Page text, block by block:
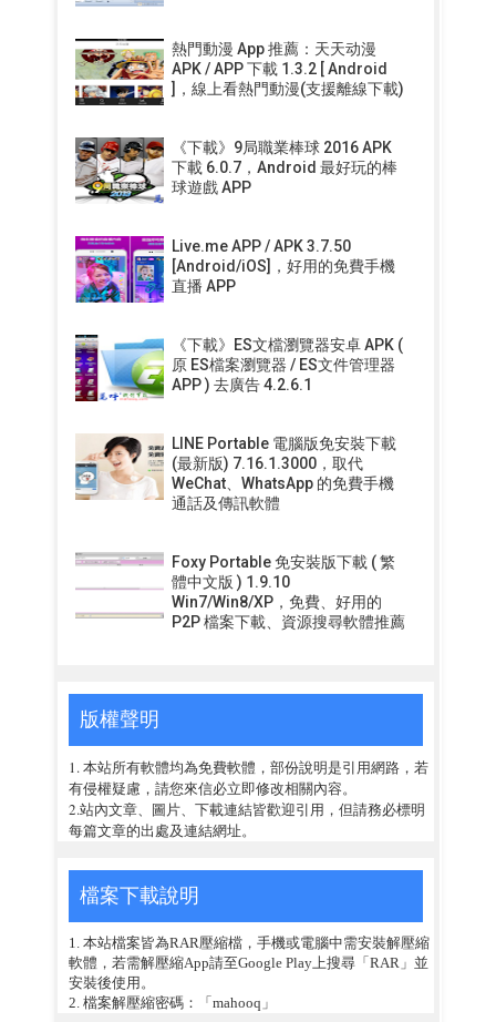
熱門動漫 App 推薦：天天动漫
APK / APP 下載 1.3.2 [ Android
]，線上看熱門動漫(支援離線下載)
《下載》9局職業棒球 2016 APK
下載 6.0.7，Android 最好玩的棒
球遊戲 APP
Live.me APP / APK 3.7.50
[Android/iOS]，好用的免費手機
直播 APP
《下載》ES文檔瀏覽器安卓 APK (
原 ES檔案瀏覽器 / ES文件管理器
APP ) 去廣告 4.2.6.1
LINE Portable 電腦版免安裝下載
(最新版) 7.16.1.3000，取代
WeChat、WhatsApp 的免費手機
通話及傳訊軟體
Foxy Portable 免安裝版下載 ( 繁
體中文版 ) 1.9.10
Win7/Win8/XP，免費、好用的
P2P 檔案下載、資源搜尋軟體推薦
版權聲明
1. 本站所有軟體均為免費軟體，部份說明是引用網路，若
有侵權疑慮，請您來信必立即修改相關內容。
2.站內文章、圖片、下載連結皆歡迎引用，但請務必標明
每篇文章的出處及連結網址。
檔案下載說明
1. 本站檔案皆為RAR壓縮檔，手機或電腦中需安裝解壓縮
軟體，若需解壓縮App請至Google Play上搜尋「RAR」並
安裝後使用。
2. 檔案解壓縮密碼：「mahooq」